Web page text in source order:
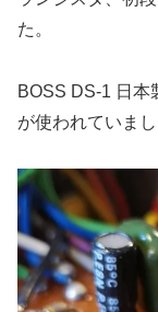
た。
BOSS DS-1 日本
が使われていまし